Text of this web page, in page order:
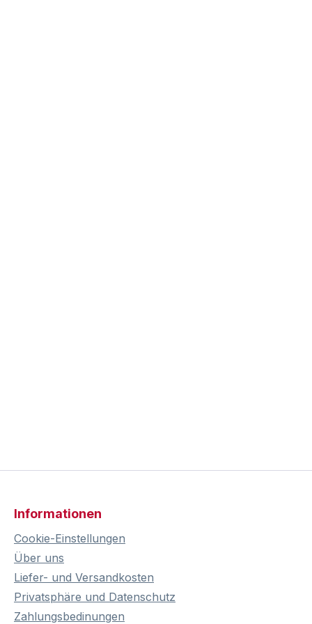
Informationen
Cookie-Einstellungen
Über uns
Liefer- und Versandkosten
Privatsphäre und Datenschutz
Zahlungsbedinungen